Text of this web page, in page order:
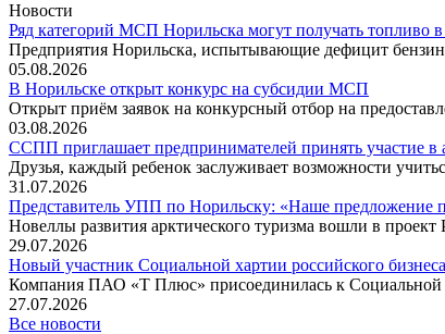
Новости
Ряд категорий МСП Норильска могут получать топливо
Предприятия Норильска, испытывающие дефицит
05.08.2026
В Норильске открыт конкурс на субсидии МСП
Открыт приём заявок на конкурсный отбор на
03.08.2026
ССПП приглашает предпринимателей принять участие в
Друзья, каждый ребенок заслуживает возможности
31.07.2026
Представитель УПП по Норильску: «Наше предложение
Новеллы развития арктического туризма вошли в
29.07.2026
Новый участник Социальной хартии российского
Компания ПАО «Т Плюс» присоединилась к Социальной
27.07.2026
Все новости